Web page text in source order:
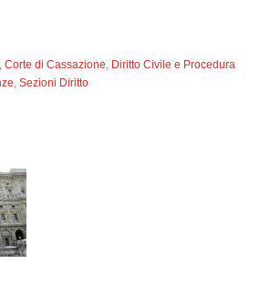
,Corte di Cassazione Diritto Civile e Procedura
,Sezioni Diritto